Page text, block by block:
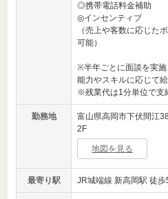
◎携帯電話料金補助
◎インセンティブ
（売上や客数に応じた
可能）
※半年ごとに面談を実施
能力やスキルに応じて
※残業代は1分単位で支
勤務地
富山県高岡市下伏間江
2F
地図を見る
最寄り駅 JR城端線 新高岡駅 徒歩